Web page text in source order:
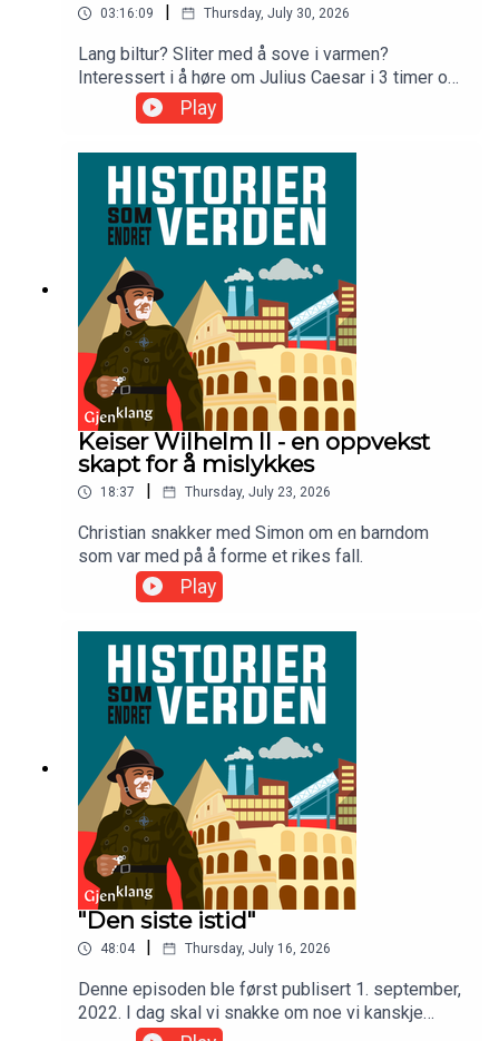
03:16:09 | Thursday, July 30, 2026
Lang biltur? Sliter med å sove i varmen?
Interessert i å høre om Julius Caesar i 3 timer og
20 minutter? Værsegod! Her har du alle
episodene samlet. Gjest: Olav
CarlssonProgramleder: Christian
KonglundProdusert av Gjenklang Studio
Play
Keiser Wilhelm II - en oppvekst
skapt for å mislykkes
18:37 | Thursday, July 23, 2026
Christian snakker med Simon om en barndom
som var med på å forme et rikes fall.
Play
"Den siste istid"
48:04 Thursday, July 16, 2026
Denne episoden ble først publisert 1. september,
2022. I dag skal vi snakke om noe vi kanskje
tenker på som en selvfølge I dag, men som på